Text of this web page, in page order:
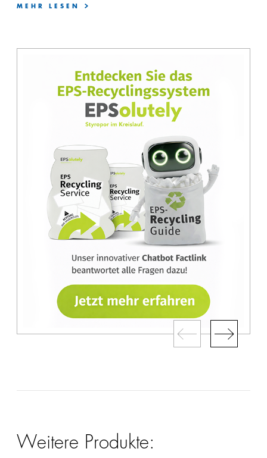
MEHR LESEN
Weitere Produkte: